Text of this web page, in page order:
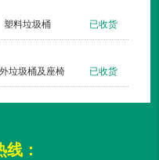
塑料垃圾桶 已收货
垃圾桶及座椅 已收货
：